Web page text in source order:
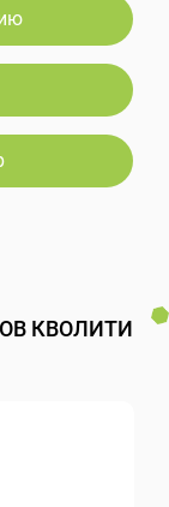
КВОЛИТИ